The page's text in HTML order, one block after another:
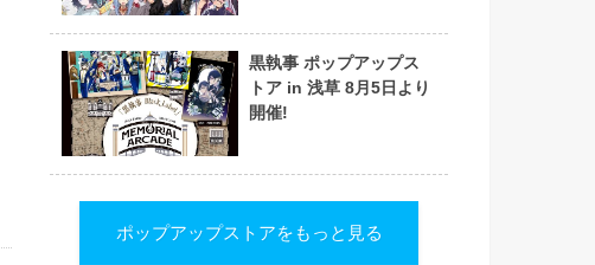
黒執事 ポップアップス
トア in 浅草 8月5日より
開催!
ポップアップストアをもっと見る